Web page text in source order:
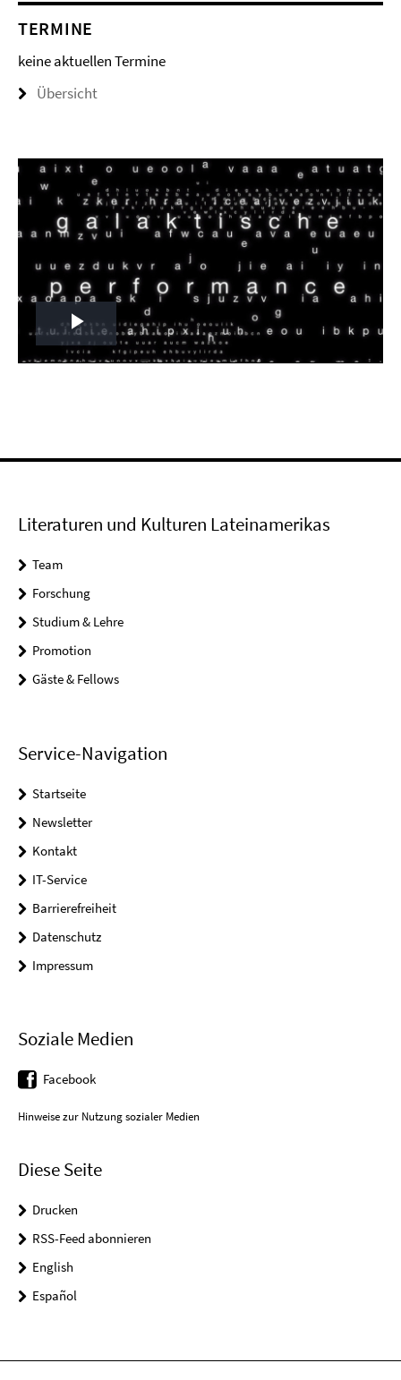
TERMINE
keine aktuellen Termine
Übersicht
Play
Literaturen und Kulturen Lateinamerikas
Team
Forschung
Studium & Lehre
Promotion
Gäste & Fellows
Service-Navigation
Startseite
Newsletter
Kontakt
IT-Service
Barrierefreiheit
Datenschutz
Impressum
Soziale Medien
Facebook
Hinweise zur Nutzung sozialer Medien
Diese Seite
Drucken
RSS-Feed abonnieren
English
Español